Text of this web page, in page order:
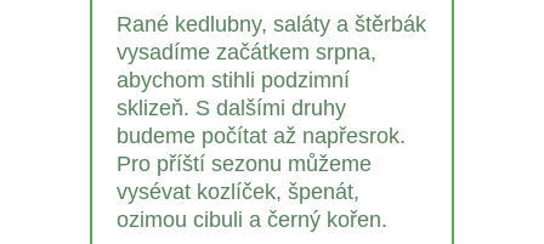
Rané kedlubny, saláty a štěrbák
vysadíme začátkem srpna,
abychom stihli podzimní
sklizeň. S dalšími druhy
budeme počítat až napřesrok.
Pro příští sezonu můžeme
vysévat kozlíček, špenát,
ozimou cibuli a černý kořen.